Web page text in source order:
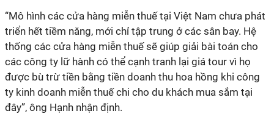
“Mô hình các cửa hàng miễn thuế tại Việt Nam chưa phát
triển hết tiềm năng, mới chỉ tập trung ở các sân bay. Hệ
thống các cửa hàng miễn thuế sẽ giúp giải bài toán cho
các công ty lữ hành có thể cạnh tranh lại giá tour vì họ
được bù trừ tiền bằng tiền doanh thu hoa hồng khi công
ty kinh doanh miễn thuế chi cho du khách mua sắm tại
đây”, ông Hạnh nhận định.